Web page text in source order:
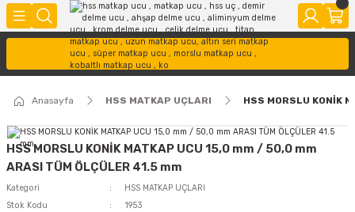
Anasayfa HSS MATKAP UÇLARI HSS MORSLU KONİK
HSS MORSLU KONİK MATKAP UCU 15,0 mm / 50,0 mm
ARASI TÜM ÖLÇÜLER 41.5 mm
Kategori
HSS MATKAP UÇLARI
Stok Kodu
1953